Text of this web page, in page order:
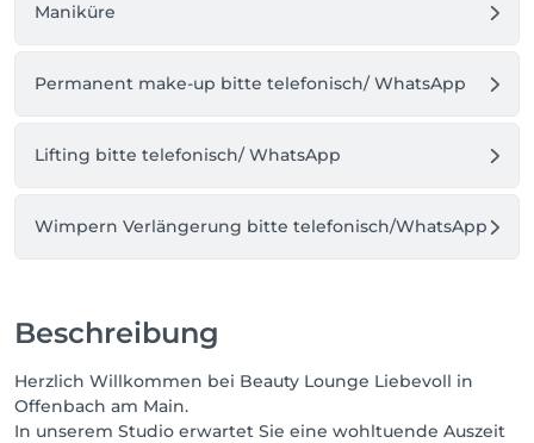
Maniküre
Permanent make-up bitte telefonisch/ WhatsApp
Lifting bitte telefonisch/ WhatsApp
Wimpern Verlängerung bitte telefonisch/WhatsApp
Beschreibung
Herzlich Willkommen bei Beauty Lounge Liebevoll in
Offenbach am Main.
In unserem Studio erwartet Sie eine wohltuende Auszeit